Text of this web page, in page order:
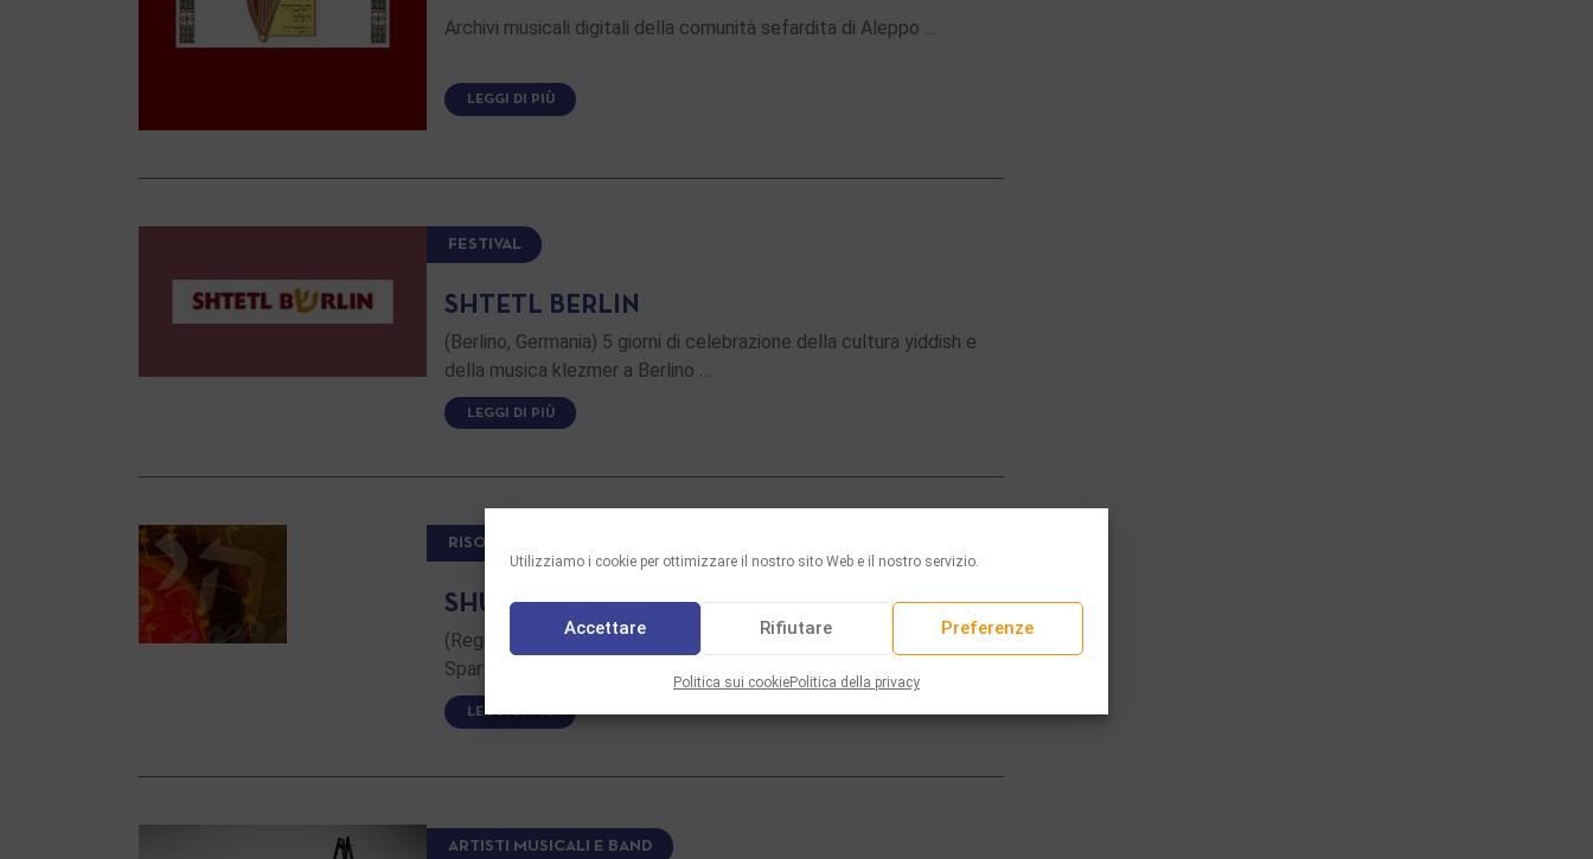
Utilizziamo i cookie per ottimizzare il nostro sito Web e il nostro servizio.
Accettare Rifiutare Preferenze
Politica sui cookiePolitica della privacy
Archivi musicali digitali della comunità sefardita di Aleppo …
LEGGI DI PIÙ
FESTIVAL
SHTETL BERLIN
(Berlino, Germania) 5 giorni di celebrazione della cultura yiddish e
della musica klezmer a Berlino …
LEGGI DI PIÙ
RISORSE ONLINE
SHULMUSIC.ORG
(Regno Unito) Sito dedicato alla musica liturgica ashkenazita.
Spartiti, video, link audio ed altri link disponibili …
LEGGI DI PIÙ
ARTISTI MUSICALI E BAND